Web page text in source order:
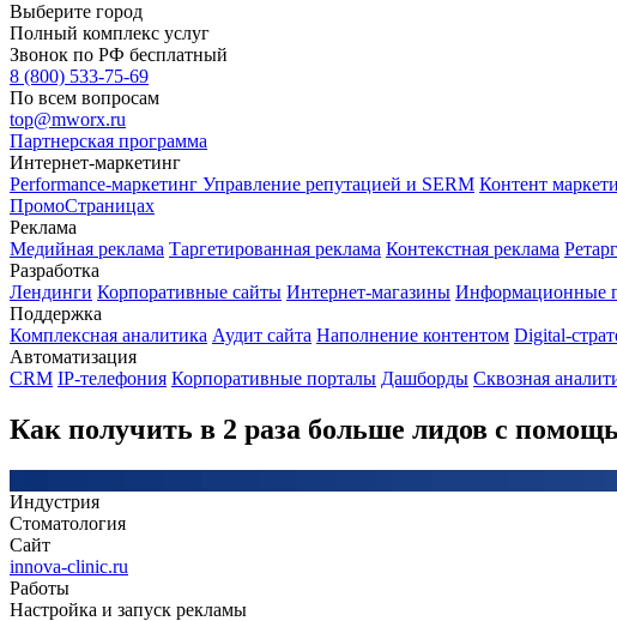
Выберите город
Полный комплекс услуг
Звонок по РФ бесплатный
8 (800) 533-75-69
По всем вопросам
top@mworx.ru
Партнерская программа
Интернет-маркетинг
Performance-маркетинг Управление репутацией и SERM Контент
ПромоСтраницах
Реклама
Медийная реклама Таргетированная реклама Контекстная реклама
Разработка
Лендинги Корпоративные сайты Интернет-магазины Информационные
Поддержка
Комплексная аналитика Аудит сайта Наполнение контентом Digital-
Автоматизация
CRM IP-телефония Корпоративные порталы Дашборды Сквозная
Как получить в 2 раза больше лидов с
Индустрия
Стоматология
Сайт
innova-clinic.ru
Работы
Настройка и запуск рекламы